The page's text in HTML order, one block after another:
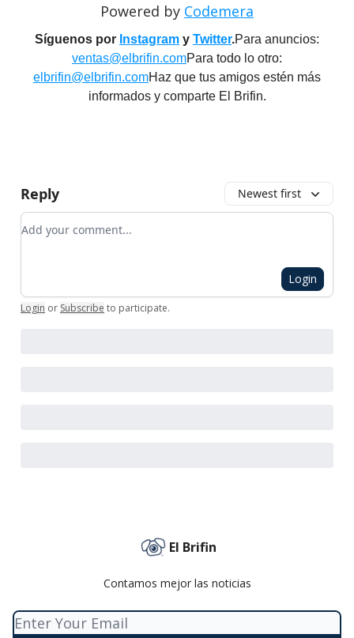
Powered by Codemera
Síguenos por Instagram y Twitter.Para anuncios:
ventas@elbrifin.comPara todo lo otro:
elbrifin@elbrifin.comHaz que tus amigos estén más
informados y comparte El Brifin.
Reply Newest first
Add your comment
Login
Login or Subscribe to participate.
El Brifin
Contamos mejor las noticias